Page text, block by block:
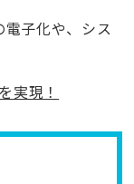
子化や、シス
実現！